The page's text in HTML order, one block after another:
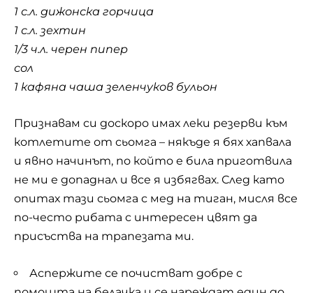
1 с.л. дижонска горчица
1 с.л. зехтин
1/3 ч.л. черен пипер
сол
1 кафяна чаша зеленчуков бульон
Признавам си доскоро имах леки резерви към
котлетите от сьомга – някъде я бях хапвала
и явно начинът, по който е била приготвила
не ми е допаднал и все я избягвах. След като
опитах тази сьомга с мед на тиган, мисля все
по-често рибата с интересен цвят да
присъства на трапезата ми.
Аспержите се почистват добре с